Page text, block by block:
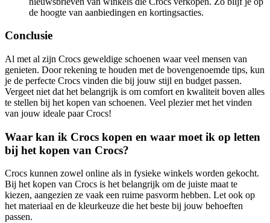
de hoogte van aanbiedingen en kortingsacties.
Conclusie
Al met al zijn Crocs geweldige schoenen waar veel mensen van
genieten. Door rekening te houden met de bovengenoemde tips, kun
je de perfecte Crocs vinden die bij jouw stijl en budget passen.
Vergeet niet dat het belangrijk is om comfort en kwaliteit boven alles
te stellen bij het kopen van schoenen. Veel plezier met het vinden
van jouw ideale paar Crocs!
Waar kan ik Crocs kopen en waar moet ik op letten
bij het kopen van Crocs?
Crocs kunnen zowel online als in fysieke winkels worden gekocht.
Bij het kopen van Crocs is het belangrijk om de juiste maat te
kiezen, aangezien ze vaak een ruime pasvorm hebben. Let ook op
het materiaal en de kleurkeuze die het beste bij jouw behoeften
passen.